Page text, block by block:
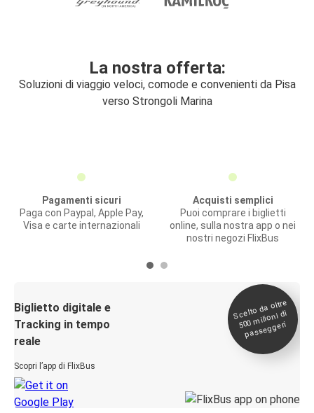
La nostra offerta:
Soluzioni di viaggio veloci, comode e convenienti da Pisa
verso Strongoli Marina
Pagamenti sicuri
Paga con Paypal, Apple Pay,
Visa e carte internazionali
Acquisti semplici
Puoi comprare i biglietti
online, sulla nostra app o nei
nostri negozi FlixBus
Biglietto digitale e
Tracking in tempo
reale
Scopri l’app di FlixBus
Scelto da oltre
500
milioni di
passeggeri